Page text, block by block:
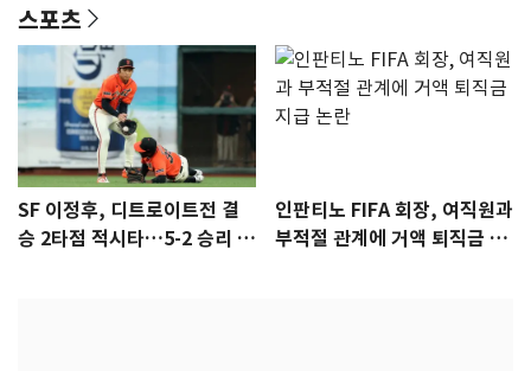
스포츠
SF 이정후, 디트로이트전 결
승 2타점 적시타…5-2 승리 견
인판티노 FIFA 회장, 여직원과
부적절 관계에 거액 퇴직금 지